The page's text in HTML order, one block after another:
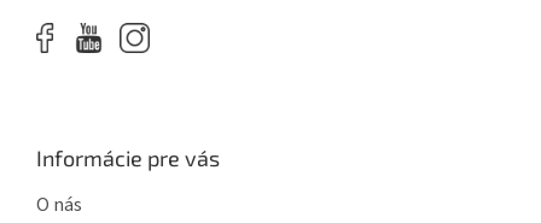
Informácie pre vás
O nás